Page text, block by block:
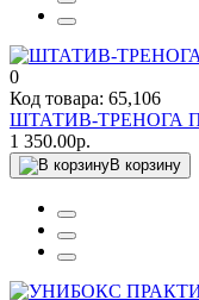
0
Код товара: 65,106
ШТАТИВ-ТРЕНОГА
1 350.00р.
В корзину